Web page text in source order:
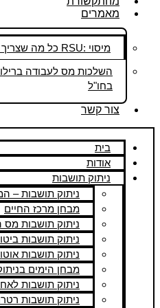
מאמרים
מיסוי :RSU כל מה שצריך לדעת על מניות חסומות
השלכות מס לעבודה
בחו"ל
צור קשר
בית
אודות
ניתוק תושבות
ניתוק תושבות –
מבחן מרכז החיים
ניתוק תושבות מס
ניתוק תושבות
ניתוק תושבות
מבחן הימים
ניתוק תושבות
ניתוק תושבות